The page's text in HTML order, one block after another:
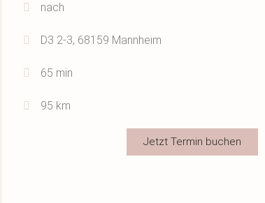
nach
D3 2-3, 68159 Mannheim
65 min
95 km
Jetzt Termin buchen